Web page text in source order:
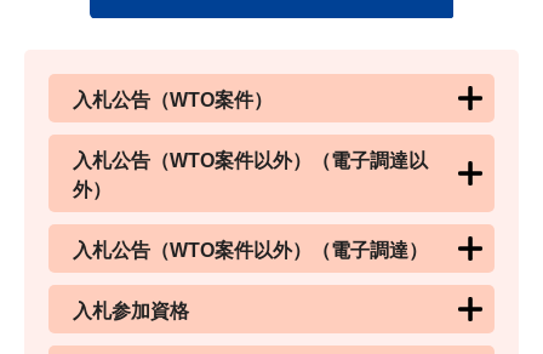
入札公告（WTO案件）
入札公告（WTO案件以外）（電子調達以
外）
入札公告（WTO案件以外）（電子調達）
入札参加資格